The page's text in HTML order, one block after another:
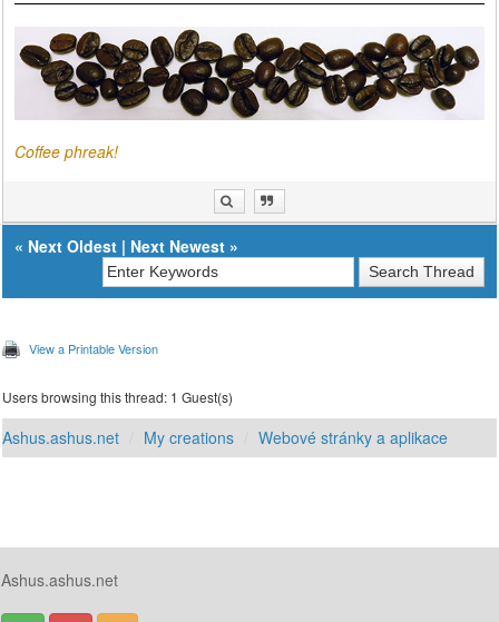
Coffee phreak!
« Next Oldest | Next Newest »
View a Printable Version
Users browsing this thread: 1 Guest(s)
Ashus.ashus.net My creations Webové stránky a aplikace
Ashus.ashus.net